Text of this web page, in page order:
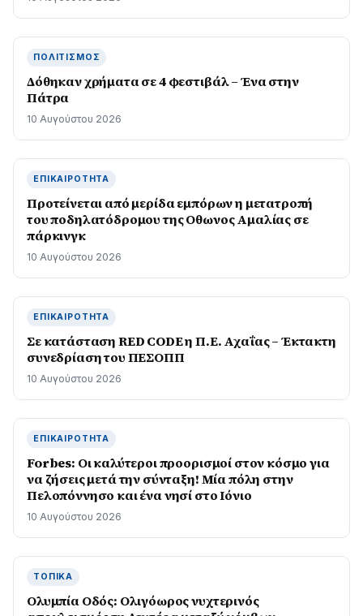
ΠΟΛΙΤΙΣΜΌΣ
Δόθηκαν χρήματα σε 4 φεστιβάλ – Ένα στην
Πάτρα
10 Αυγούστου 2026
ΕΠΙΚΑΙΡΌΤΗΤΑ
Προτείνεται από μερίδα εμπόρων η μετατροπή
του ποδηλατόδρομου της Οθωνος Αμαλίας σε
πάρκινγκ
10 Αυγούστου 2026
ΕΠΙΚΑΙΡΌΤΗΤΑ
Σε κατάσταση RED CODE η Π.Ε. Αχαΐας – Έκτακτη
συνεδρίαση του ΠΕΣΟΠΠ
10 Αυγούστου 2026
ΕΠΙΚΑΙΡΌΤΗΤΑ
Forbes: Οι καλύτεροι προορισμοί στον κόσμο για
να ζήσεις μετά την σύνταξη! Mία πόλη στην
Πελοπόννησο και ένα νησί στο Ιόνιο
10 Αυγούστου 2026
ΤΟΠΙΚΆ
Ολυμπία Οδός: Ολιγόωρος νυχτερινός